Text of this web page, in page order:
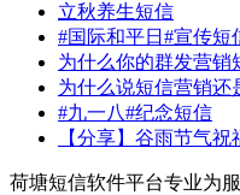
立秋养生短信
#国际和平日#宣传短
为什么你的群发营销
为什么说短信营销还
#九一八#纪念短信
【分享】谷雨节气祝
荷塘短信软件平台专业为